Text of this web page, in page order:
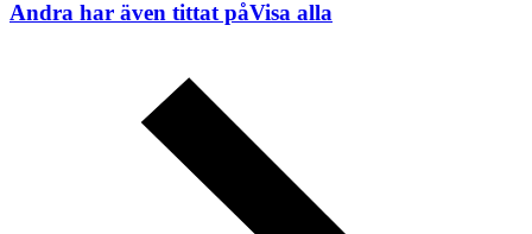
Andra har även tittat påVisa alla